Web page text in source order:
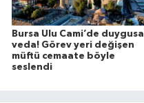
Bursa Ulu Cami’de duygusal
veda! Görev yeri değişen
müftü cemaate böyle
seslendi